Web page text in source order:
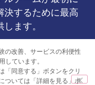
チームが最初に
決するために最高
します。
の改善、サービスの利便性
しています。
「同意する」ボタンをクリ
ついては「詳細を見る」ボ